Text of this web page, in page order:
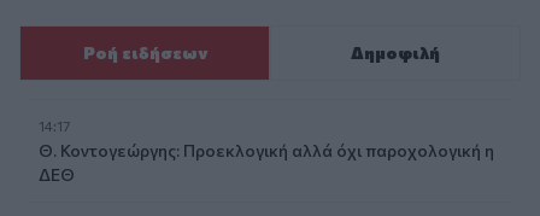
Ροή ειδήσεων Δημοφιλή
14:17
Θ. Κοντογεώργης: Προεκλογική αλλά όχι παροχολογική η
ΔΕΘ